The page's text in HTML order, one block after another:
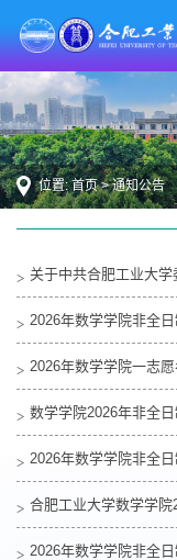
位置:首页>通知公告
2026年数学学院一志
2026年数学学院非全
2026年数学学院非全